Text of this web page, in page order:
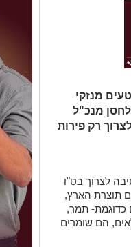
מנזקי
מנכ"ל
רק פירות
לצרוך בט"ו
תוצרת הארץ,
כדוגמת- תמר,
הם שומרים